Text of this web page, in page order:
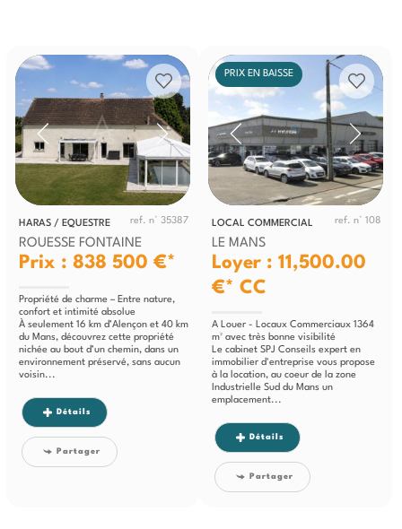
HARAS / EQUESTRE ref. n° 35387
ROUESSE FONTAINE
Prix : 838 500 €*
Propriété de charme – Entre nature,
confort et intimité absolue
À seulement 16 km d’Alençon et 40 km
du Mans, découvrez cette propriété
nichée au bout d’un chemin, dans un
environnement préservé, sans aucun
voisin...
Détails
Partager
PRIX EN BAISSE
LOCAL COMMERCIAL ref. n° 108
LE MANS
Loyer : 11,500.00
€* CC
A Louer - Locaux Commerciaux 1364
m² avec très bonne visibilité
Le cabinet SPJ Conseils expert en
immobilier d'entreprise vous propose
à la location, au coeur de la zone
Industrielle Sud du Mans un
emplacement...
Détails
Partager